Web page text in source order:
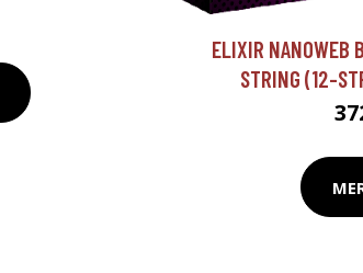
ELIXIR NANOWEB
STRING (12-